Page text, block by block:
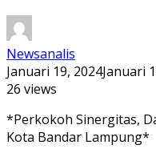
Newsanalis
Januari 19, 2024Januari
26 views
*Perkokoh Sinergitas,
Kota Bandar Lampung*